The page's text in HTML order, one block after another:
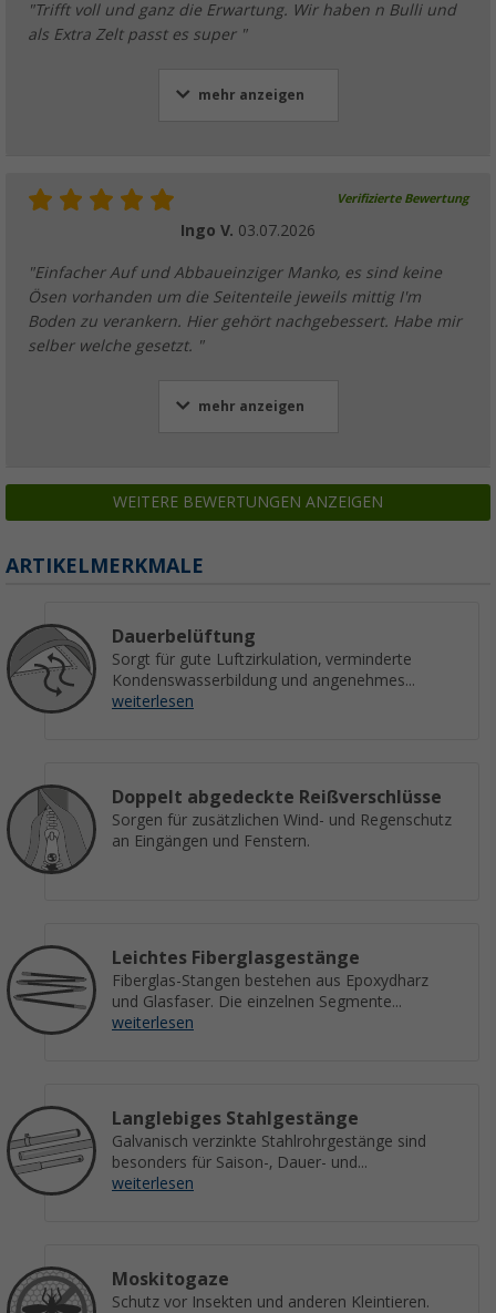
"Trifft voll und ganz die Erwartung. Wir haben n Bulli und
als Extra Zelt passt es super "
mehr anzeigen
Verifizierte Bewertung
Ingo V. 03.07.2026
"Einfacher Auf und Abbaueinziger Manko, es sind keine
Ösen vorhanden um die Seitenteile jeweils mittig I'm
Boden zu verankern. Hier gehört nachgebessert. Habe mir
selber welche gesetzt. "
mehr anzeigen
WEITERE BEWERTUNGEN ANZEIGEN
ARTIKELMERKMALE
Dauerbelüftung
Sorgt für gute Luftzirkulation, verminderte
Kondenswasserbildung und angenehmes...
weiterlesen
Doppelt abgedeckte Reißverschlüsse
Sorgen für zusätzlichen Wind- und Regenschutz
an Eingängen und Fenstern.
Leichtes Fiberglasgestänge
Fiberglas-Stangen bestehen aus Epoxydharz
und Glasfaser. Die einzelnen Segmente...
weiterlesen
Langlebiges Stahlgestänge
Galvanisch verzinkte Stahlrohrgestänge sind
besonders für Saison-, Dauer- und...
weiterlesen
Moskitogaze
Schutz vor Insekten und anderen Kleintieren.